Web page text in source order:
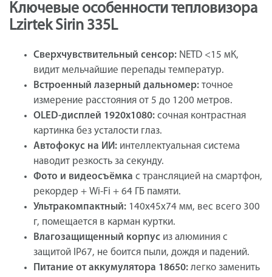
Ключевые особенности тепловизора
Lzirtek Sirin 335L
Сверхчувствительный сенсор: NETD <15 мК,
видит мельчайшие перепады температур.
Встроенный лазерный дальномер: точное
измерение расстояния от 5 до 1200 метров.
OLED-дисплей 1920х1080: сочная контрастная
картинка без усталости глаз.
Автофокус на ИИ: интеллектуальная система
наводит резкость за секунду.
Фото и видеосъёмка с трансляцией на смартфон,
рекордер + Wi-Fi + 64 ГБ памяти.
Ультракомпактный: 140х45х74 мм, вес всего 300
г, помещается в карман куртки.
Влагозащищенный корпус из алюминия с
защитой IP67, не боится пыли, дождя и падений.
Питание от аккумулятора 18650: легко заменить